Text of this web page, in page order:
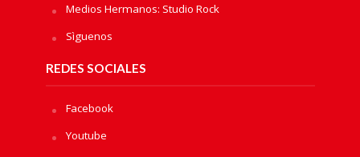
Medios Hermanos: Studio Rock
Sìguenos
REDES SOCIALES
Facebook
Youtube